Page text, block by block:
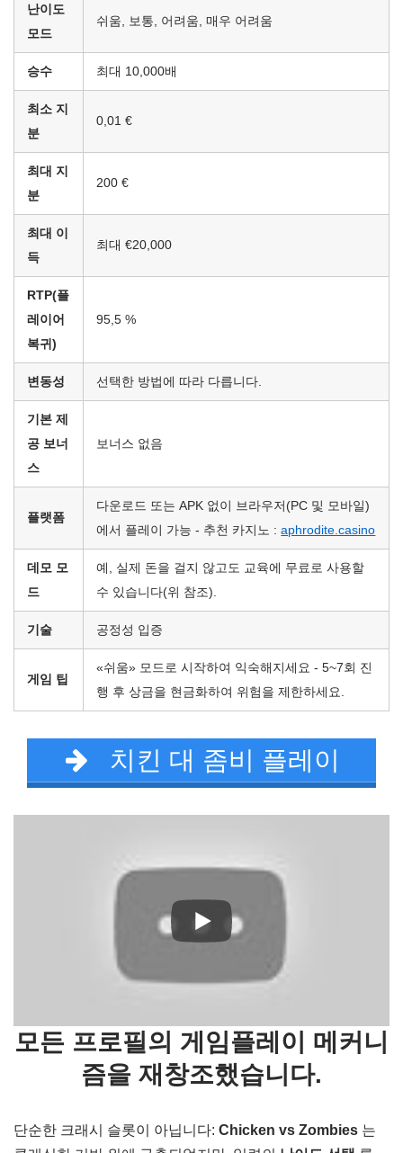
난이도
모드
쉬움, 보통, 어려움, 매우 어려움
승수 최대 10,000배
최소 지
분
0,01 €
최대 지
분
200 €
최대 이
득
최대 €20,000
RTP(플
레이어
복귀)
95,5 %
변동성 선택한 방법에 따라 다릅니다.
기본 제
공 보너
스
보너스 없음
플랫폼
다운로드 또는 APK 없이 브라우저(PC 및 모바일)
에서 플레이 가능 - 추천 카지노 :aphrodite.casino
데모 모
드
예, 실제 돈을 걸지 않고도 교육에 무료로 사용할
수 있습니다(위 참조).
기술 공정성 입증
게임 팁
«쉬움» 모드로 시작하여 익숙해지세요 - 5~7회 진
행 후 상금을 현금화하여 위험을 제한하세요.
치킨 대 좀비 플레이
모든 프로필의 게임플레이 메커니
즘을 재창조했습니다.
단순한 크래시 슬롯이 아닙니다: Chicken vs Zombies 는